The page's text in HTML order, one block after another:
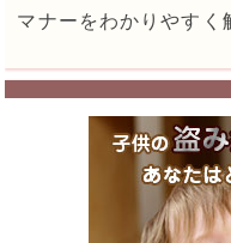
マナーをわかりやすく